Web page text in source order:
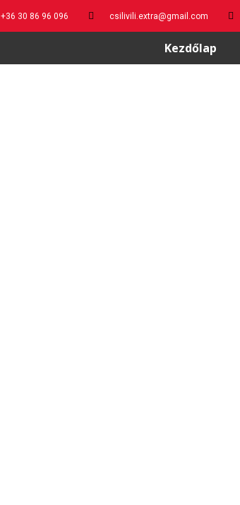
+36 30 86 96 096 csilivili.extra@gmail.com
Kezdőlap